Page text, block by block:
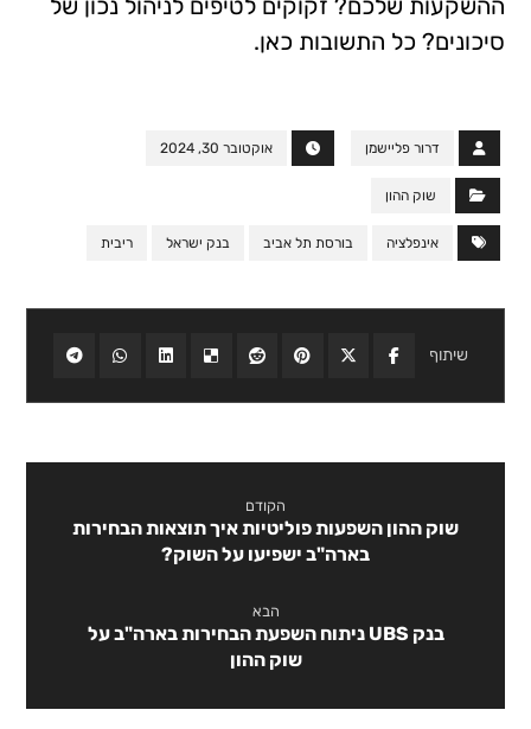
סיכונים? כל התשובות כאן.
דרור פליישמן אוקטובר 30, 2024
שוק ההון
אינפלציה בורסת תל אביב בנק ישראל ריבית
הקודם
שוק ההון השפעות פוליטיות איך תוצאות הבחירות
בארה"ב ישפיעו על השוק?
הבא
בנק UBS ניתוח השפעת הבחירות בארה"ב על
שוק ההון